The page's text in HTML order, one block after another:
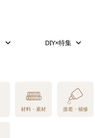
DIY×特集
材料・素材 接着・補修